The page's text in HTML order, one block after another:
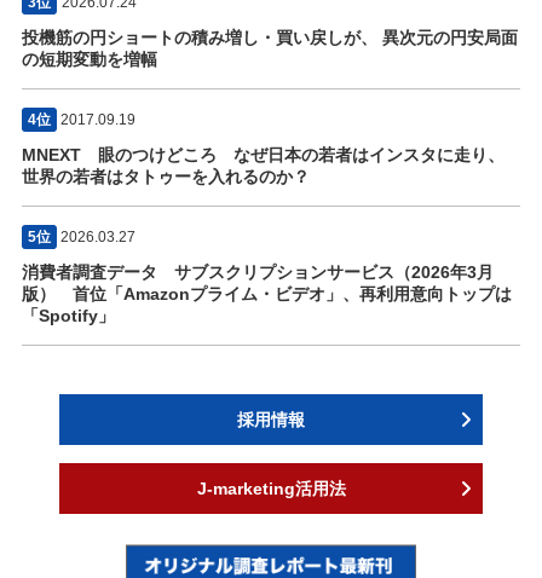
投機筋の円ショートの積み増し・買い戻しが、 異次元の円安局面
の短期変動を増幅
4位 2017.09.19
MNEXT 眼のつけどころ なぜ日本の若者はインスタに走り、
世界の若者はタトゥーを入れるのか？
5位 2026.03.27
消費者調査データ サブスクリプションサービス（2026年3月
版） 首位「Amazonプライム・ビデオ」、再利用意向トップは
「Spotify」
採用情報
J-marketing活用法